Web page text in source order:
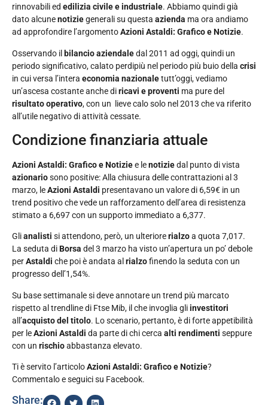
rinnovabili ed edilizia civile e industriale. Abbiamo quindi già
dato alcunenotiziegenerali su questa azienda ma ora andiamo
ad approfondire l’argomentoAzioni Astaldi: Grafico e Notizie.
Osservando il bilancio aziendaledal 2011 ad oggi, quindi un
periodo significativo, calato perdipiù nel periodo più buio della crisi
in cui versa l’intera economia nazionaletutt’oggi, vediamo
un’ascesa costante anche diricavi e proventi ma pure del
risultato operativo, con un lieve calo solo nel 2013 che va riferito
all’utile negativo di attività cessate.
Condizione finanziaria attuale
Azioni Astaldi: Grafico e Notiziee lenotiziedal punto di vista
azionariosono positive: Alla chiusura delle contrattazioni al 3
marzo, leAzioni Astaldi presentavano un valore di 6,59€ in un
trend positivo che vede un rafforzamento dell’area di resistenza
stimato a 6,697 con un supporto immediato a 6,377.
Glianalisti si attendono, però, un ulteriorerialzoa quota 7,017.
La seduta diBorsa del 3 marzo ha visto un’apertura un po’ debole
perAstaldi che poi è andata al rialzofinendo la seduta con un
progresso dell’1,54%.
Su base settimanale si deve annotare un trend più marcato
rispetto al trendline di Ftse Mib, il che invoglia gliinvestitori
all’acquisto del titolo. Lo scenario, pertanto, è di forte appetibilità
per leAzioni Astaldi da parte di chi cerca alti rendimenti seppure
con un rischioabbastanza elevato.
Ti è servito l’articoloAzioni Astaldi: Grafico e Notizie?
Commentalo e seguici su Facebook.
Share: